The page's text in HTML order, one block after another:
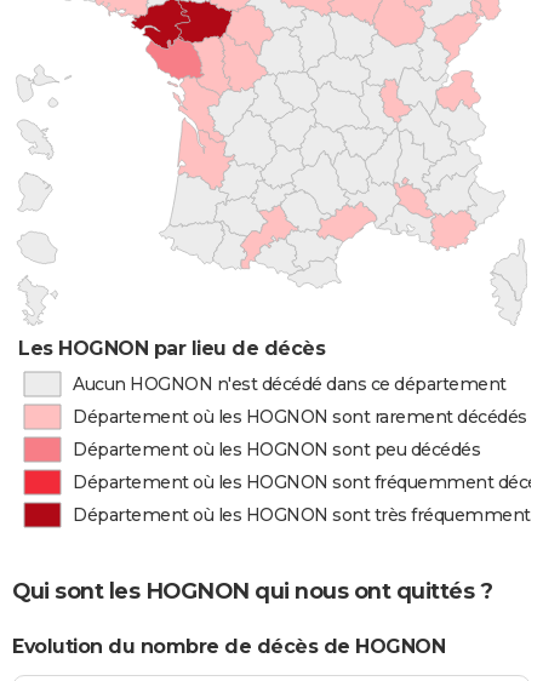
Les HOGNON par lieu de décès
Aucun HOGNON n'est décédé dans ce département
Département où les HOGNON sont rarement décédés
Département où les HOGNON sont peu décédés
Département où les HOGNON sont fréquemment
Département où les HOGNON sont très fréquemment
Qui sont les HOGNON qui nous ont quittés ?
Evolution du nombre de décès de HOGNON